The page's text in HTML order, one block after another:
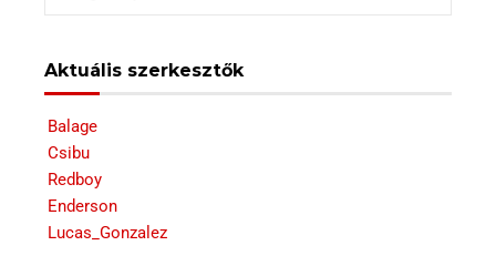
Aktuális szerkesztők
Balage
Csibu
Redboy
Enderson
Lucas_Gonzalez